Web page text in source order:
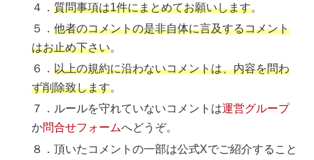
４．質問事項は1件にまとめてお願いします。
５．他者のコメントの是非自体に言及するコメント
はお止め下さい。
６．以上の規約に沿わないコメントは、内容を問わ
ず削除致します。
７．ルールを守れていないコメントは運営グループ
か問合せフォームへどうぞ。
８．頂いたコメントの一部は公式Xでご紹介すること